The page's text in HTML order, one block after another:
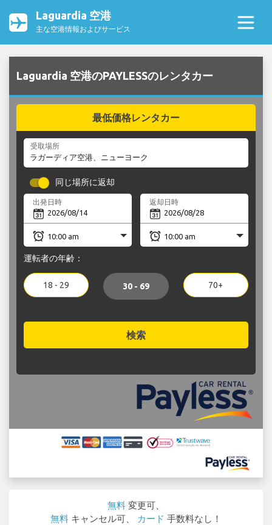
Laguardia 空港
主な空港情報およびサービス
Laguardia 空港のPAYLESSのレンタカー
最低価格レンタカー
受取場所
同じ場所に返却
出発日時 返却日時
運転者の年齢：
18 - 29 30 - 69 70+
検索
無料 変更可、
無料 キャンセル可、 カード 手数料なし！